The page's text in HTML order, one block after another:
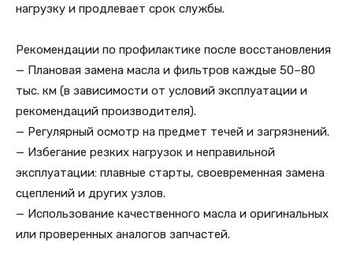
нагрузку и продлевает срок службы.
Рекомендации по профилактике после восстановления
— Плановая замена масла и фильтров каждые 50–80
тыс. км (в зависимости от условий эксплуатации и
рекомендаций производителя).
— Регулярный осмотр на предмет течей и загрязнений.
— Избегание резких нагрузок и неправильной
эксплуатации: плавные старты, своевременная замена
сцеплений и других узлов.
— Использование качественного масла и оригинальных
или проверенных аналогов запчастей.